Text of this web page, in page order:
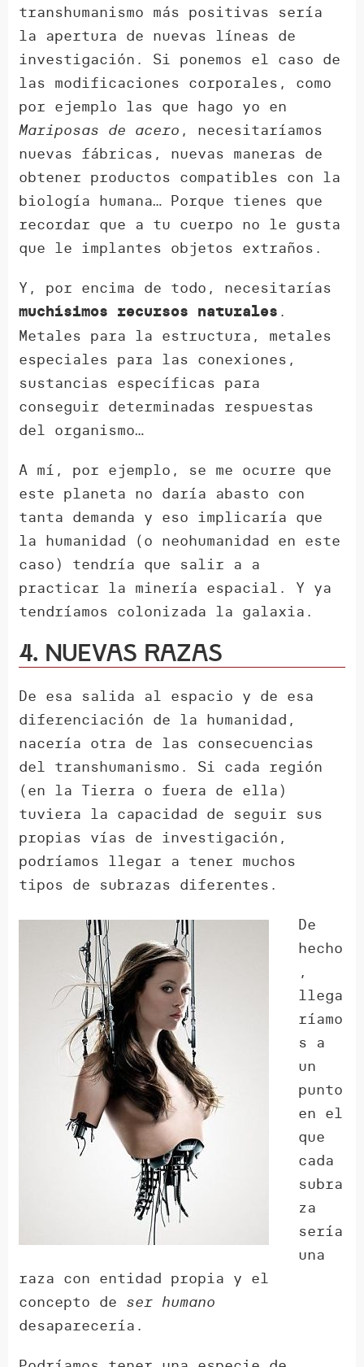
transhumanismo más positivas sería
la apertura de nuevas líneas de
investigación. Si ponemos el caso de
las modificaciones corporales, como
por ejemplo las que hago yo en
Mariposas de acero , necesitaríamos
nuevas fábricas, nuevas maneras de
obtener productos compatibles con la
biología humana… Porque tienes que
recordar que a tu cuerpo no le gusta
que le implantes objetos extraños.
Y, por encima de todo, necesitarías
muchísimos recursos naturales .
Metales para la estructura, metales
especiales para las conexiones,
sustancias específicas para
conseguir determinadas respuestas
del organismo…
A mí, por ejemplo, se me ocurre que
este planeta no daría abasto con
tanta demanda y eso implicaría que
la humanidad (o neohumanidad en este
caso) tendría que salir a a
practicar la minería espacial. Y ya
tendríamos colonizada la galaxia.
4. Nuevas razas
De esa salida al espacio y de esa
diferenciación de la humanidad,
nacería otra de las consecuencias
del transhumanismo. Si cada región
(en la Tierra o fuera de ella)
tuviera la capacidad de seguir sus
propias vías de investigación,
podríamos llegar a tener muchos
tipos de subrazas diferentes.
De
hecho
,
llega
ríamo
s a
un
punto
en el
que
cada
subra
za
sería
una
raza con entidad propia y el
concepto de ser humano
desaparecería.